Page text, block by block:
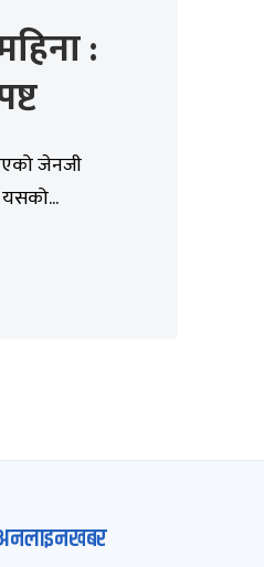
:
जेनजी